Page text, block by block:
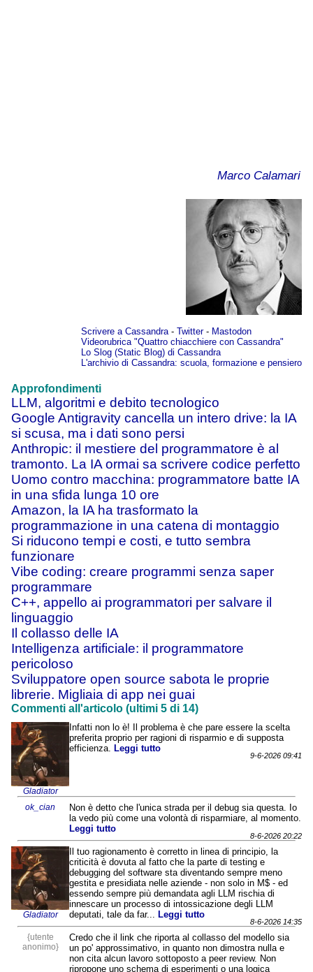
Marco Calamari
Scrivere a Cassandra - Twitter- Mastodon
Videorubrica "Quattro chiacchiere con Cassandra"
Lo Slog (Static Blog) di Cassandra
L'archivio di Cassandra: scuola, formazione e pensiero
Approfondimenti
LLM, algoritmi e debito tecnologico
Google Antigravity cancella un intero drive: la IA
si scusa, ma i dati sono persi
Anthropic: il mestiere del programmatore è al
tramonto. La IA ormai sa scrivere codice perfetto
Uomo contro macchina: programmatore batte IA
in una sfida lunga 10 ore
Amazon, la IA ha trasformato la
programmazione in una catena di montaggio
Si riducono tempi e costi, e tutto sembra
funzionare
Vibe coding: creare programmi senza saper
programmare
C++, appello ai programmatori per salvare il
linguaggio
Il collasso delle IA
Intelligenza artificiale: il programmatore
pericoloso
Sviluppatore open source sabota le proprie
librerie. Migliaia di app nei guai
Commenti all'articolo (ultimi 5 di 14)
Gladiator
Infatti non lo è! Il problema è che pare essere la scelta
preferita proprio per ragioni di risparmio e di supposta
efficienza. Leggi tutto
9-6-2026 09:41
ok_cian
Non è detto che l'unica strada per il debug sia questa. Io
la vedo più come una volontà di risparmiare, al momento.
Leggi tutto
8-6-2026 20:22
Gladiator
Il tuo ragionamento è corretto in linea di principio, la
criticità è dovuta al fatto che la parte di testing e
debugging del software sta diventando sempre meno
gestita e presidiata nelle aziende - non solo in M$ - ed
essendo sempre più demandata agli LLM rischia di
innescare un processo di intossicazione degli LLM
deputati, tale da far...Leggi tutto
8-6-2026 14:35
{utente
anonimo}
Credo che il link che riporta al collasso del modello sia
un po' approssimativo, in quanto non dimostra nulla e
non cita alcun lavoro sottoposto a peer review. Non
ripropone uno schema di esperimenti o una logica